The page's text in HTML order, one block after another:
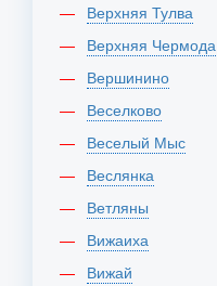
Верхняя Тулва
Верхняя Чермода
Вершинино
Веселково
Веселый Мыс
Веслянка
Ветляны
Вижаиха
Вижай